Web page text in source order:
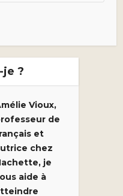
je ?
Vioux,
de
et
chez
je
aide à